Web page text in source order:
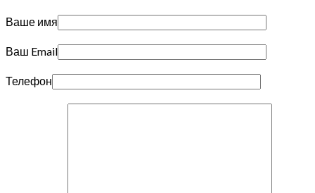
Ваше имя
Ваш Email
Телефон